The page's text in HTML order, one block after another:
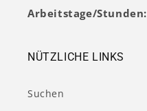
Arbeitstage/Stunden:
NÜTZLICHE LINKS
Suchen